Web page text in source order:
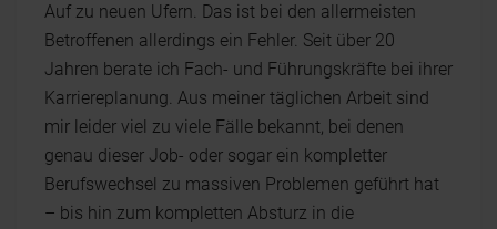
Auf zu neuen Ufern. Das ist bei den allermeisten
Betroffenen allerdings ein Fehler. Seit über 20
Jahren berate ich Fach- und Führungskräfte bei ihrer
Karriereplanung. Aus meiner täglichen Arbeit sind
mir leider viel zu viele Fälle bekannt, bei denen
genau dieser Job- oder sogar ein kompletter
Berufswechsel zu massiven Problemen geführt hat
– bis hin zum kompletten Absturz in die